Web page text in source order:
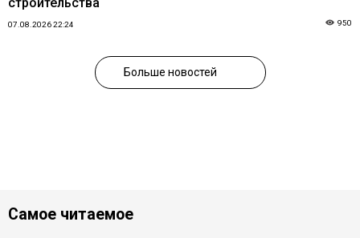
07.08.2026 22:24 950
Больше новостей
Самое читаемое